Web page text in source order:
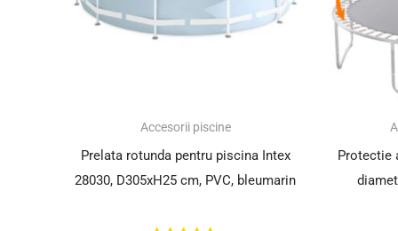
Accesorii piscine
Prelata rotunda pentru piscina Intex
28030, D305xH25 cm, PVC, bleumarin
Protectie